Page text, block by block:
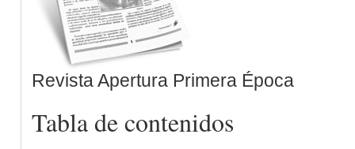
Revista Apertura Primera Época
Tabla de contenidos